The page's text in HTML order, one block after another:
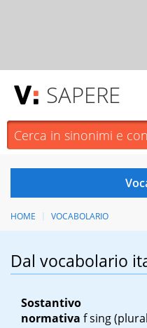
SAPERE
HOME VOCABOLARIO
Dal vocabolario
Sostantivo
normativa f sing